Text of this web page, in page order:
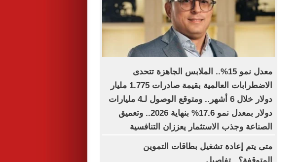
معدل نمو 15%.. الملابس الجاهزة تتحدى
الاضطرابات العالمية بقيمة صادرات 1.775 مليار
دولار خلال 6 أشهر.. ومتوقع الوصول لـ4 مليارات
دولار بمعدل نمو 17.6% بنهاية 2026.. وتعميق
الصناعة وجذب الاستثمار يعززان التنافسية
متى يتم إعادة تشغيل بطاقات التموين